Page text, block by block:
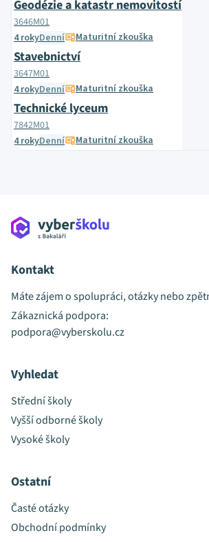
Geodézie a katastr nemovitostí
3646M01
4 rokyDenní Maturitní zkouška
Stavebnictví
3647M01
4 rokyDenní Maturitní zkouška
Technické lyceum
7842M01
4 rokyDenní Maturitní zkouška
Kontakt
Máte zájem o spolupráci, otázky nebo
Zákaznická podpora:
podpora@vyberskolu.cz
Vyhledat
Střední školy
Vyšší odborné školy
Vysoké školy
Ostatní
Časté otázky
Obchodní podmínky